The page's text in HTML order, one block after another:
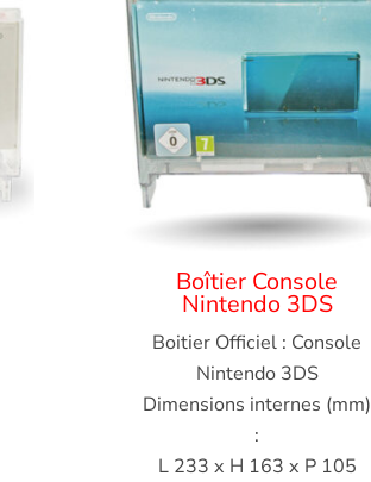
Boîtier Console
Nintendo 3DS
Boitier Officiel : Console
Nintendo 3DS
Dimensions internes (mm)
:
L 233 x H 163 x P 105